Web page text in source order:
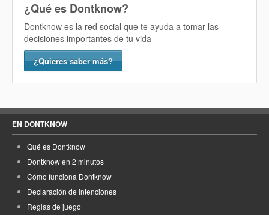
¿Qué es Dontknow?
Dontknow es la red social que te ayuda a tomar las
decisiones importantes de tu vida
¿Quieres saber más?
EN DONTKNOW
Qué es Dontknow
Dontknow en 2 minutos
Cómo funciona Dontknow
Declaración de intenciones
Reglas de juego